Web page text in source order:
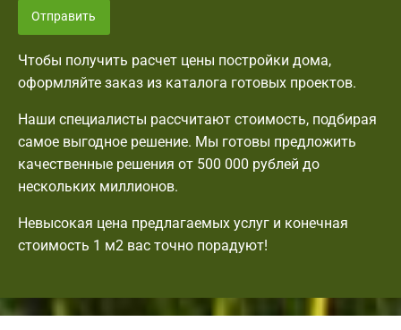
Отправить
Чтобы получить расчет цены постройки дома,
оформляйте заказ из каталога готовых проектов.
Наши специалисты рассчитают стоимость, подбирая
самое выгодное решение. Мы готовы предложить
качественные решения от 500 000 рублей до
нескольких миллионов.
Невысокая цена предлагаемых услуг и конечная
стоимость 1 м2 вас точно порадуют!